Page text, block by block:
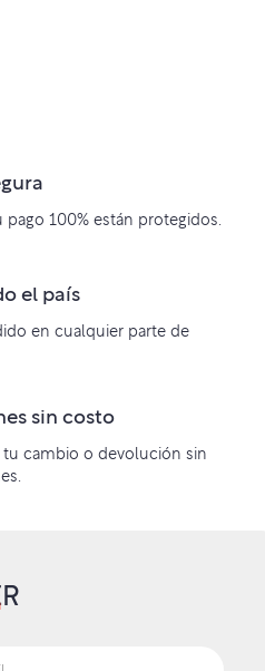
pago 100% están protegidos.
el país
en cualquier parte de
sin costo
tu cambio o devolución sin